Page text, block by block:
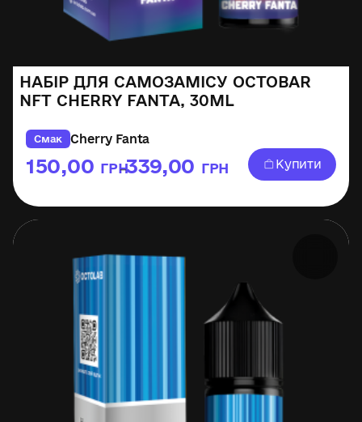
НАБІР ДЛЯ САМОЗАМІСУ OCTOBAR
NFT CHERRY FANTA, 30ML
Смак Cherry Fanta
150,00 ГРН
–339,00 ГРН Купити